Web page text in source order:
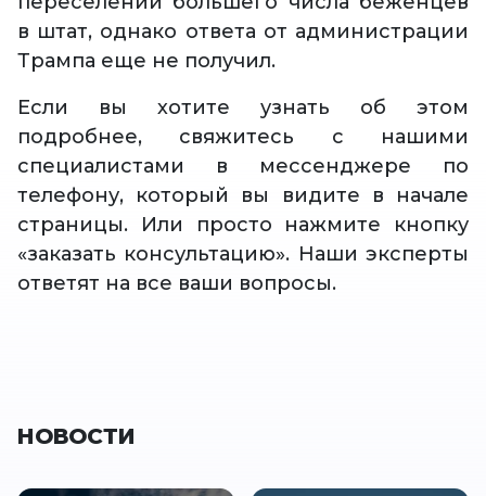
в штат, однако ответа от администрации
Трампа еще не получил.
Если вы хотите узнать об этом
подробнее, свяжитесь с нашими
специалистами в мессенджере по
телефону, который вы видите в начале
страницы. Или просто нажмите кнопку
«заказать консультацию». Наши эксперты
ответят на все ваши вопросы.
НОВОСТИ